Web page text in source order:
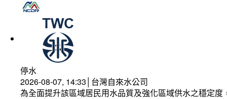
停水
2026-08-07, 14:33│台灣自來水公司
為全面提升該區域居民用水品質及強化區域供水之穩定